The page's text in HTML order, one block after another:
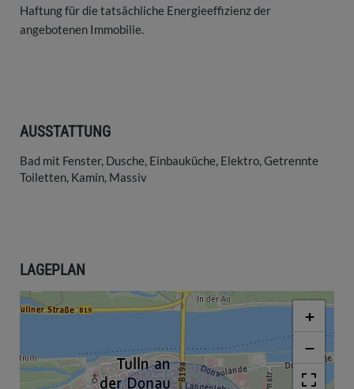
Haftung für die tatsächliche Energieeffizienz der
angebotenen Immobilie.
AUSSTATTUNG
Bad mit Fenster Dusche Einbauküche Elektro Getrennte
Toiletten Kamin Massiv
LAGEPLAN
+
−